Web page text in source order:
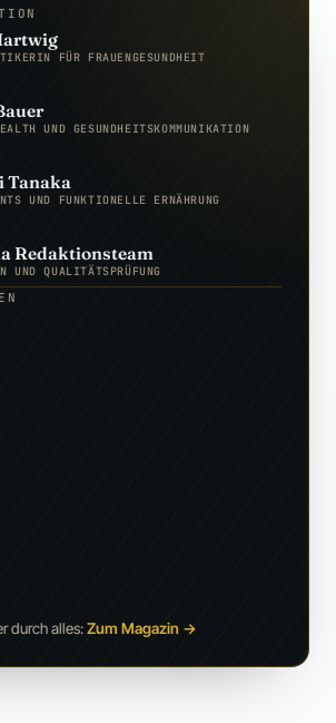
FÜR FRAUENGESUNDHEIT
UND GESUNDHEITSKOMMUNIKATION
Tanaka
UND FUNKTIONELLE ERNÄHRUNG
Redaktionsteam
UND QUALITÄTSPRÜFUNG
durch alles:Zum Magazin →